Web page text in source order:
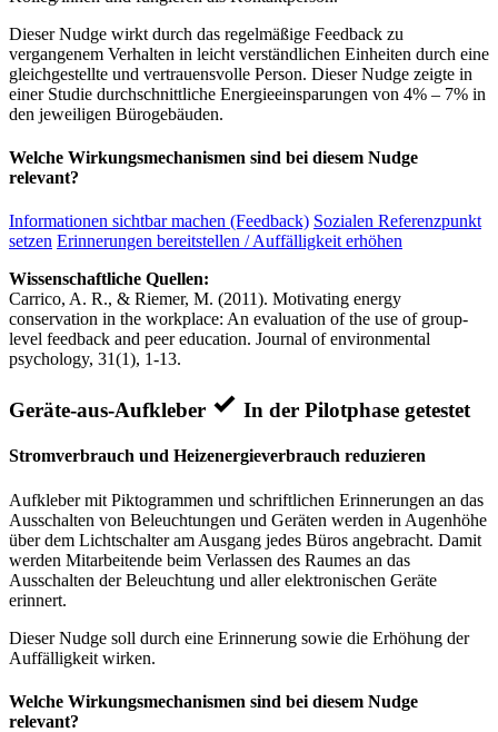
Dieser Nudge wirkt durch das regelmäßige Feedback zu
vergangenem Verhalten in leicht verständlichen Einheiten durch eine
gleichgestellte und vertrauensvolle Person. Dieser Nudge zeigte in
einer Studie durchschnittliche Energieeinsparungen von 4% – 7% in
den jeweiligen Bürogebäuden.
Welche Wirkungsmechanismen sind bei diesem Nudge
relevant?
Informationen sichtbar machen (Feedback) Sozialen Referenzpunkt
setzen Erinnerungen bereitstellen / Auffälligkeit erhöhen
Wissenschaftliche Quellen:
Carrico, A. R., & Riemer, M. (2011). Motivating energy
conservation in the workplace: An evaluation of the use of group-
level feedback and peer education. Journal of environmental
psychology, 31(1), 1-13.
Geräte-aus-Aufkleber In der Pilotphase getestet
Stromverbrauch und Heizenergieverbrauch reduzieren
Aufkleber mit Piktogrammen und schriftlichen Erinnerungen an das
Ausschalten von Beleuchtungen und Geräten werden in Augenhöhe
über dem Lichtschalter am Ausgang jedes Büros angebracht. Damit
werden Mitarbeitende beim Verlassen des Raumes an das
Ausschalten der Beleuchtung und aller elektronischen Geräte
erinnert.
Dieser Nudge soll durch eine Erinnerung sowie die Erhöhung der
Auffälligkeit wirken.
Welche Wirkungsmechanismen sind bei diesem Nudge
relevant?